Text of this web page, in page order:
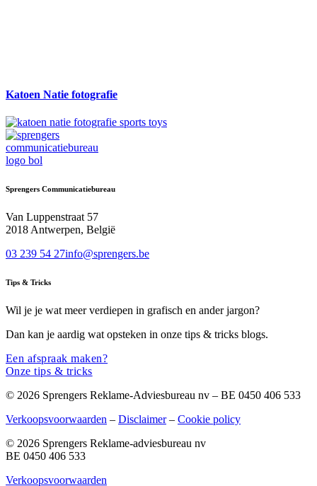
Katoen Natie fotografie
Sprengers Communicatiebureau
Van Luppenstraat 57
2018 Antwerpen, België
03 239 54 27info@sprengers.be
Tips & Tricks
Wil je je wat meer verdiepen in grafisch en ander jargon?
Dan kan je aardig wat opsteken in onze tips & tricks blogs.
Een afspraak maken?
Onze tips & tricks
© 2026 Sprengers Reklame-Adviesbureau nv – BE 0450 406 533
Verkoopsvoorwaarden – Disclaimer– Cookie policy
© 2026 Sprengers Reklame-adviesbureau nv
BE 0450 406 533
Verkoopsvoorwaarden